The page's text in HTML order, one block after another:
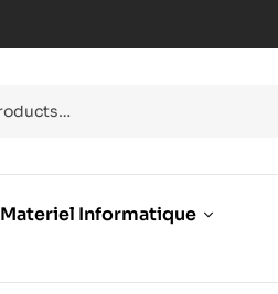
Materiel Informatique